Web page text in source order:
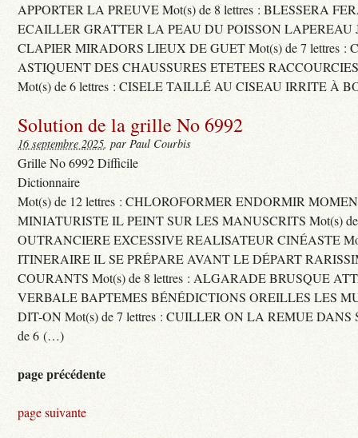
APPORTER LA PREUVE Mot(s) de 8 lettres : BLESSERA
ECAILLER GRATTER LA PEAU DU POISSON LAPEREAU
CLAPIER MIRADORS LIEUX DE GUET Mot(s) de 7 lettres :
ASTIQUENT DES CHAUSSURES ETETEES
Mot(s) de 6 lettres : CISELE TAILLÉ AU CISEAU IRRITE À
Solution de la grille No 6992
16 septembre 2025, par Paul Courbis
Grille No 6992 Difficile
Dictionnaire
Mot(s) de 12 lettres : CHLOROFORMER ENDORMIR
MINIATURISTE IL PEINT SUR LES MANUSCRITS Mot(s) de
OUTRANCIERE EXCESSIVE REALISATEUR CINÉASTE
ITINERAIRE IL SE PRÉPARE AVANT LE DÉPART
COURANTS Mot(s) de 8 lettres : ALGARADE BRUSQUE
VERBALE BAPTEMES BÉNÉDICTIONS OREILLES LES
DIT-ON Mot(s) de 7 lettres : CUILLER ON LA REMUE DANS
de 6 (…)
page précédente
page suivante